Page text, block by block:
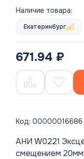
Наличие товара:
Екатеринбург
671.94 ₽
Код: 00000016686
АНИ W0221
смещением 20мм